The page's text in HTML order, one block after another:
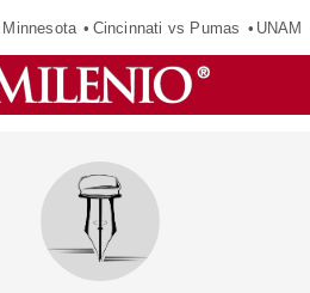
Cincinnati vs Pumas UNAM